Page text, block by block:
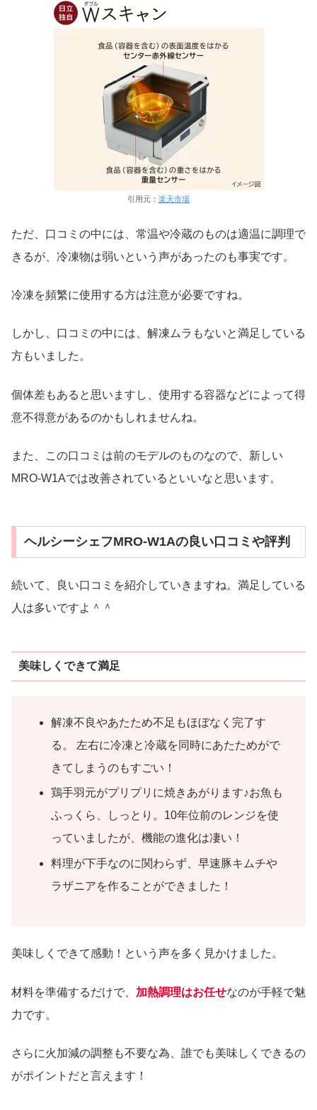
引用元： 楽天市場
ただ、口コミの中には、常温や冷蔵のものは適温に調理で
きるが、冷凍物は弱いという声があったのも事実です。
冷凍を頻繁に使用する方は注意が必要ですね。
しかし、口コミの中には、解凍ムラもないと満足している
方もいました。
個体差もあると思いますし、使用する容器などによって得
意不得意があるのかもしれませんね。
また、この口コミは前のモデルのものなので、新しい
MRO-W1Aでは改善されているといいなと思います。
ヘルシーシェフMRO-W1Aの良い口コミや評判
続いて、良い口コミを紹介していきますね。満足している
人は多いですよ＾＾
美味しくできて満足
解凍不良やあたため不足もほぼなく完了す
る。 左右に冷凍と冷蔵を同時にあたためがで
きてしまうのもすごい！
鶏手羽元がプリプリに焼きあがります♪お魚も
ふっくら、しっとり。10年位前のレンジを使
っていましたが、機能の進化は凄い！
料理が下手なのに関わらず、早速豚キムチや
ラザニアを作ることができました！
美味しくできて感動！という声を多く見かけました。
材料を準備するだけで、 加熱調理はお任せなのが手軽で魅
力です。
さらに火加減の調整も不要な為、誰でも美味しくできるの
がポイントだと言えます！